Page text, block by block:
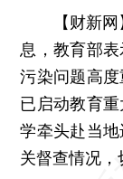
【财新
息，教育部
污染问题高
已启动教育
学牵头赴当
关督查情况，